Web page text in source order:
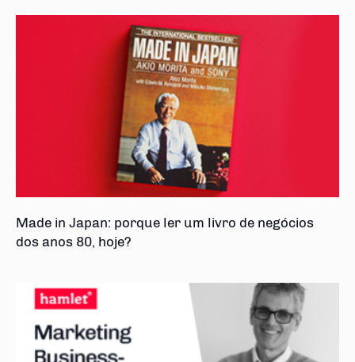
Made in Japan: porque ler um livro de negócios
dos anos 80, hoje?